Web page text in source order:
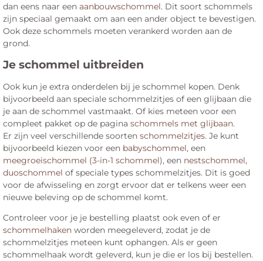
dan eens naar een aanbouwschommel. Dit soort schommels
zijn speciaal gemaakt om aan een ander object te bevestigen.
Ook deze schommels moeten verankerd worden aan de
grond.
Je schommel uitbreiden
Ook kun je extra onderdelen bij je schommel kopen. Denk
bijvoorbeeld aan speciale schommelzitjes of een glijbaan die
je aan de schommel vastmaakt. Of kies meteen voor een
compleet pakket op de pagina schommels met glijbaan.
Er zijn veel verschillende soorten schommelzitjes. Je kunt
bijvoorbeeld kiezen voor een babyschommel, een
meegroeischommel (3-in-1 schommel), een nestschommel,
duoschommel of speciale types schommelzitjes. Dit is goed
voor de afwisseling en zorgt ervoor dat er telkens weer een
nieuwe beleving op de schommel komt.
Controleer voor je je bestelling plaatst ook even of er
schommelhaken worden meegeleverd, zodat je de
schommelzitjes meteen kunt ophangen. Als er geen
schommelhaak wordt geleverd, kun je die er los bij bestellen.